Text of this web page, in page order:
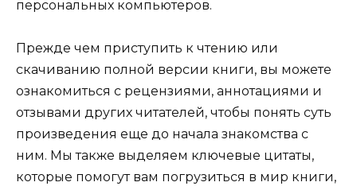
персональных компьютеров.
Прежде чем приступить к чтению или
скачиванию полной версии книги, вы можете
ознакомиться с рецензиями, аннотациями и
отзывами других читателей, чтобы понять суть
произведения еще до начала знакомства с
ним. Мы также выделяем ключевые цитаты,
которые помогут вам погрузиться в мир книги,